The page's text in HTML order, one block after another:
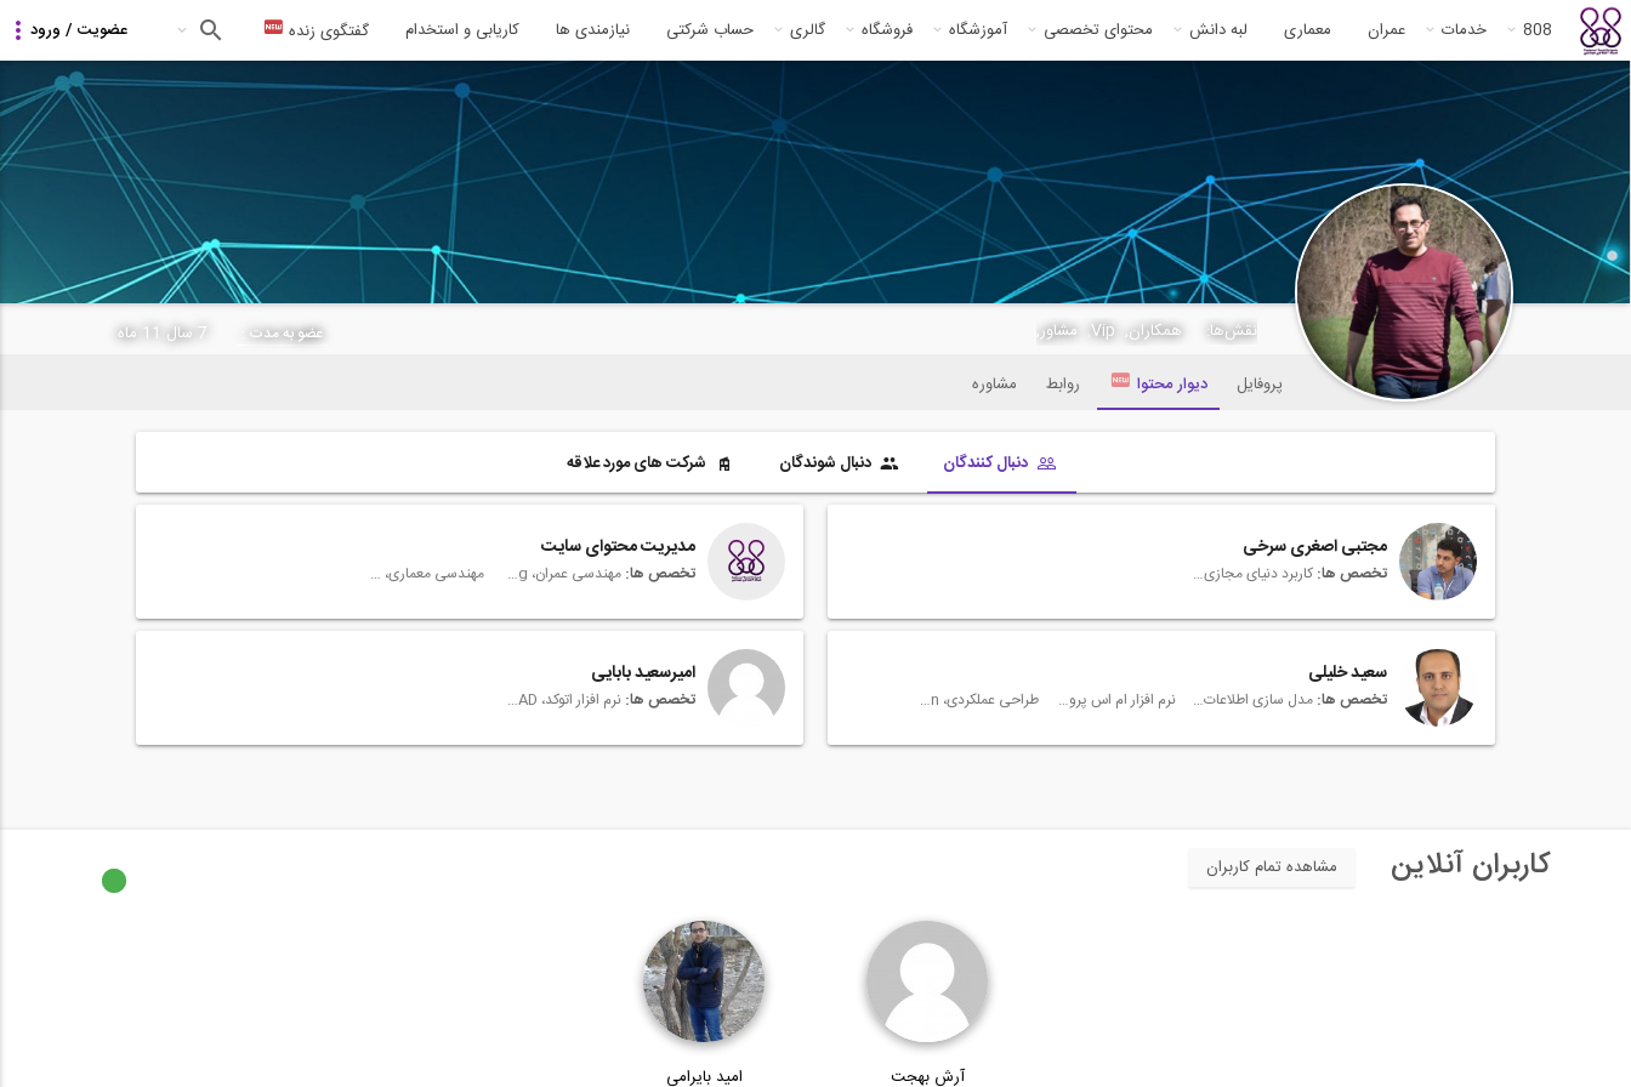
808 خدمات عمران معماری لبه دانش محتوای تخصصی آموزشگاه فروشگاه گالری حساب شرکتی نیازمندی ها کاریابی و استخدام گفتگوی زنده
payamfaraji
نقش‌ها: همکاران, Vip, مشاور, عضو به مدت :
7 سال 11 ماه
پروفایل
دیوار محتوا روابط مشاوره
دنبال کنندگان دنبال شوندگان شرکت های مورد علاقه
مجتبی اصغری سرخی
تخصص ها: کاربرد دنیای مجازی در صنعت ساختمان
مدیریت محتوای سایت
تخصص ها: مهندسی عمران، Civil Engineering مهندسی معماری، Architectural Engineering
سعید خلیلی
تخصص ها: مدل سازی اطلاعات ساختمان (بیم)، BIM نرم افزار ام اس پروجکت، Microsoft Project طراحی عملکردی، Performance Based Seismic Design
امیرسعید بابایی
تخصص ها: نرم افزار اتوکد، AutoCAD
کاربران آنلاین مشاهده تمام کاربران
آرش بهجت امید بایرامی